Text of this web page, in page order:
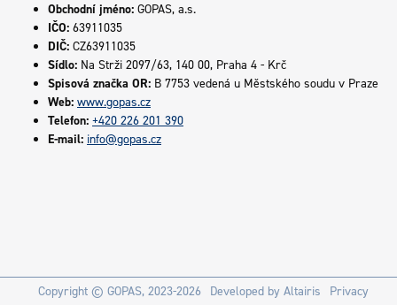
Obchodní jméno: GOPAS, a.s.
IČO: 63911035
DIČ: CZ63911035
Sídlo: Na Strži 2097/63, 140 00, Praha 4 - Krč
Spisová značka OR: B 7753 vedená u Městského soudu v Praze
Web: www.gopas.cz
Telefon: +420 226 201 390
E-mail: info@gopas.cz
Copyright © GOPAS, 2023-2026 Developed by Altairis Privacy